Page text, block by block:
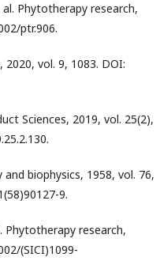
al. Phytotherapy research,
ptr.906.
2020, vol. 9, 1083. DOI:
Sciences, 2019, vol. 25(2),
biophysics, 1958, vol. 76,
9.
Phytotherapy research,
(SICI)1099-